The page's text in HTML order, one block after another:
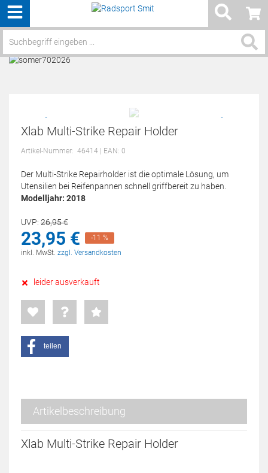
Menü
Service / Hilfe
Xlab Multi-Strike Repair Holder
Artikel-Nummer: 46414 | EAN: 0
Der Multi-Strike Repairholder ist die optimale Lösung, um
Utensilien bei Reifenpannen schnell griffbereit zu haben.
Modelljahr: 2018
UVP: 26,95€
23,95 €
-11 %
inkl. MwSt. zzgl. Versandkosten
leider ausverkauft
teilen
Artikelbeschreibung
Xlab Multi-Strike Repair Holder